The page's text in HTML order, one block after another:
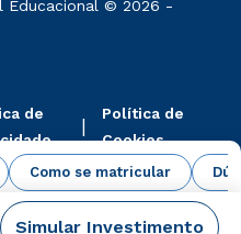
Como se matricular
Simular Investimento
e Metodologia
Atuais.
Educacional © 2026 -
de
Política de
Cookies